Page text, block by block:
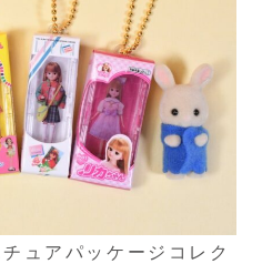
ュアパッケージコレク